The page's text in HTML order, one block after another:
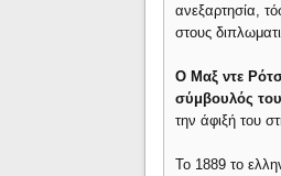
ανεξαρτησία,
στους
Ο Μαξ ντε
σύμβουλός του
την άφιξή του
Το 1889 το